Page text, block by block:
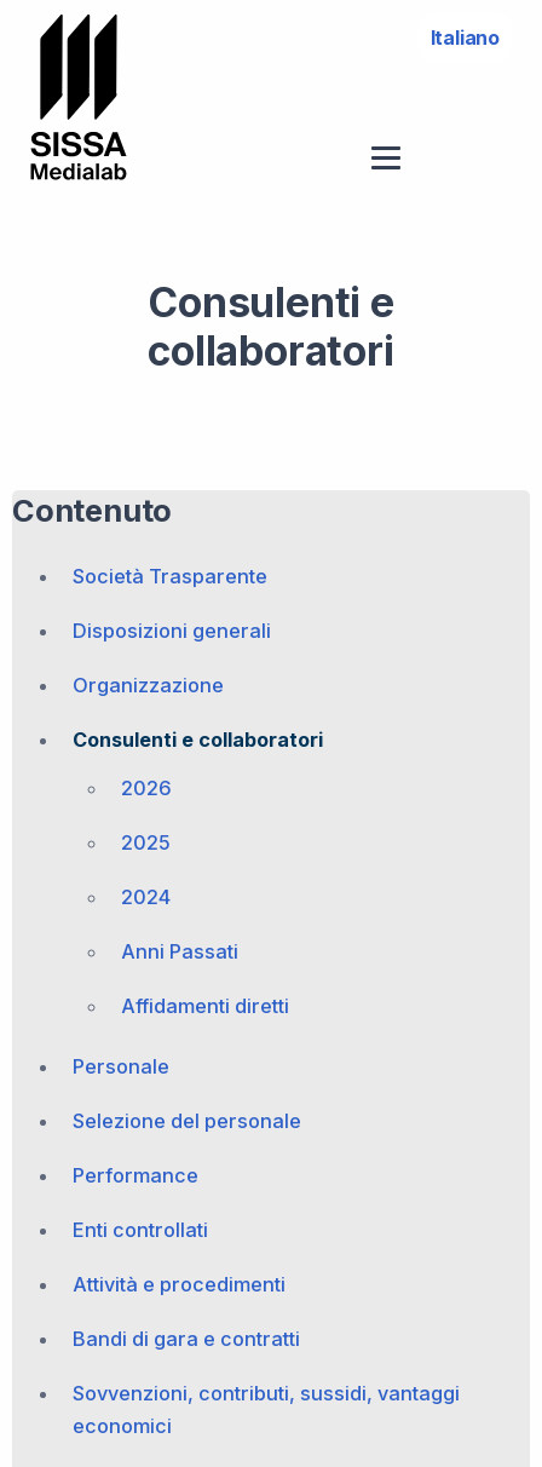
Italiano
Consulenti e
collaboratori
Contenuto
Società Trasparente
Disposizioni generali
Organizzazione
Consulenti e collaboratori
2026
2025
2024
Anni Passati
Affidamenti diretti
Personale
Selezione del personale
Performance
Enti controllati
Attività e procedimenti
Bandi di gara e contratti
Sovvenzioni, contributi, sussidi, vantaggi
economici